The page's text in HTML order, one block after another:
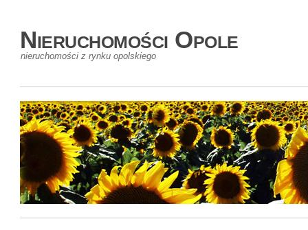
Nieruchomości Opole
nieruchomości z rynku opolskiego